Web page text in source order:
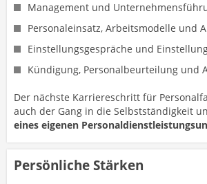
Management und
Personaleinsatz, Arbeitsmodelle und
Einstellungsgespräche und
Kündigung, Personalbeurteilung und
Der nächste Karriereschritt für
auch der Gang in die Selbstständigkeit
eines eigenen
Persönliche Stärken